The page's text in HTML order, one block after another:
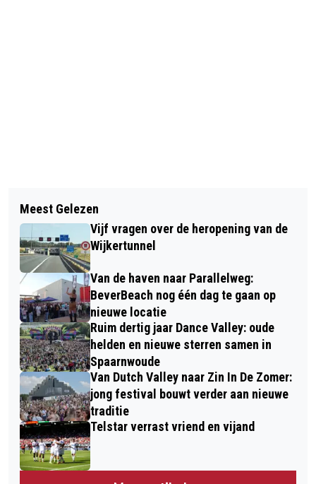
AANHOUDINGEN IN ONDERZOEK
OVERVAL LEGALE HENNEPKWEKERIJ
HELLEVOETSLUIS
KLEINE HANDELAREN STAPPEN IN
VOETSPOREN VAN 750 JAAR
BEVERWIJKSE MARKTGESCHIEDENIS
Meest Gelezen
Vijf vragen over de heropening van de
Wijkertunnel
Van de haven naar Parallelweg:
BeverBeach nog één dag te gaan op
nieuwe locatie
Ruim dertig jaar Dance Valley: oude
helden en nieuwe sterren samen in
Spaarnwoude
Van Dutch Valley naar Zin In De Zomer:
jong festival bouwt verder aan nieuwe
traditie
Telstar verrast vriend en vijand